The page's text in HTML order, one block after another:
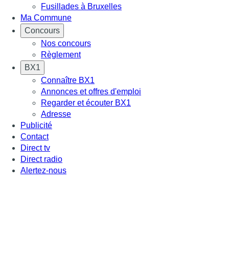
Fusillades à Bruxelles
Ma Commune
Concours
Nos concours
Règlement
BX1
Connaître BX1
Annonces et offres d'emploi
Regarder et écouter BX1
Adresse
Publicité
Contact
Direct tv
Direct radio
Alertez-nous